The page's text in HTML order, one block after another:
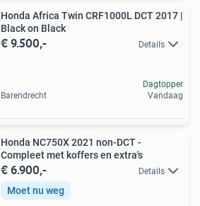
Honda Africa Twin CRF1000L DCT 2017 |
Black on Black
€ 9.500,- Details
Barendrecht
Dagtopper
Vandaag
Honda NC750X 2021 non-DCT -
Compleet met koffers en extra's
€ 6.900,- Details
Moet nu weg